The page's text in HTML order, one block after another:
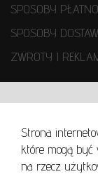
Strona
które mogą
na rzecz
SPOSOBY
SPOSOBY
ZWROTY I
REGULAMIN
REGULAMIN